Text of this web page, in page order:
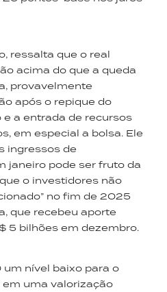
ressalta que o real
acima do que a queda
provavelmente
após o repique do
a entrada de recursos
em especial a bolsa. Ele
ingressos de
janeiro pode ser fruto da
o investidores não
no fim de 2025
que recebeu aporte
5 bilhões em dezembro.
um nível baixo para o
uma valorização